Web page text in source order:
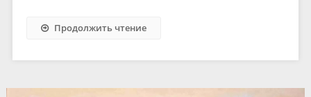
Продолжить чтение